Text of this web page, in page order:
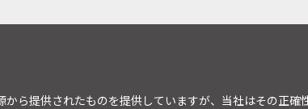
ら提供されたものを提供していますが、当社はその正